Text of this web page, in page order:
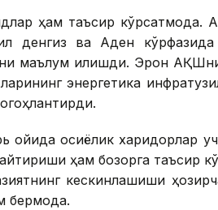
ҳам таъсир кўрсатмоқда.
денгиз ва Аден
маълум қилишди. Эрон
энергетика
ойида осиёлик харидорлар
ҳам бозорга таъсир
кескинлашиши